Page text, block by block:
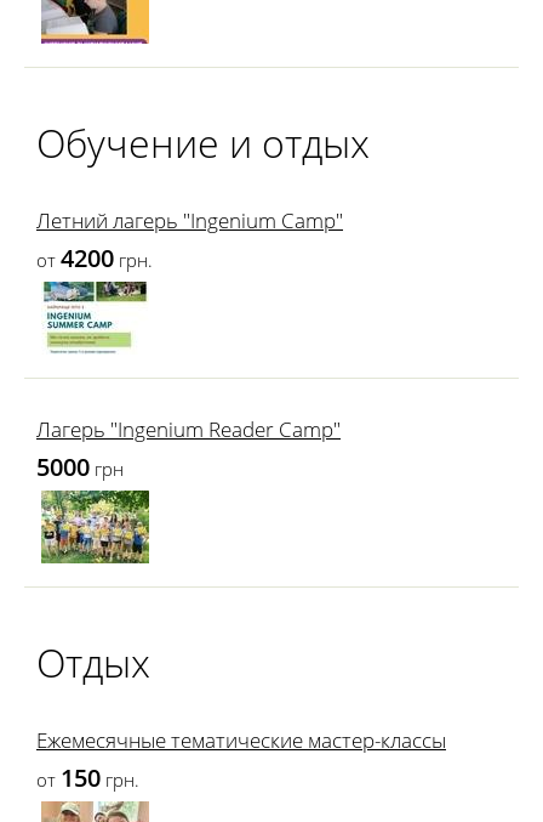
Обучение и отдых
Летний лагерь "Ingenium Camp"
от 4200 грн.
Лагерь "Ingenium Reader Camp"
5000 грн
Отдых
Ежемесячные тематические мастер-классы
от 150 грн.